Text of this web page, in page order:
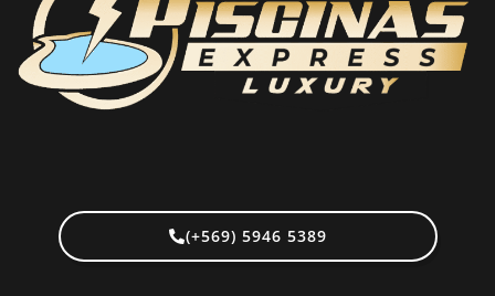
(+569) 5946 5389